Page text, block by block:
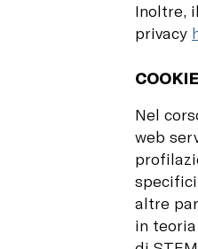
Inoltre,
privacy
Nel
web
altre
in